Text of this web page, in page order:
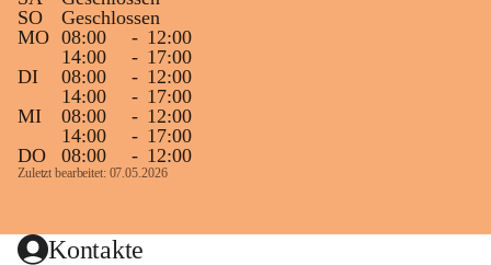
SO
Geschlossen
MO 08:00 - 12:00
14:00
- 17:00
DI
08:00 - 12:00
14:00
- 17:00
MI
08:00 - 12:00
14:00
- 17:00
DO
08:00 - 12:00
Zuletzt bearbeitet: 07.05.2026
Kontakte